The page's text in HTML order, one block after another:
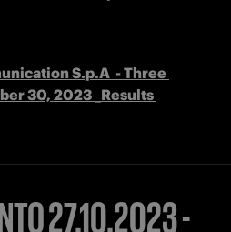
S.p.A  - Three
30, 2023 _Results
27.10.2023 -